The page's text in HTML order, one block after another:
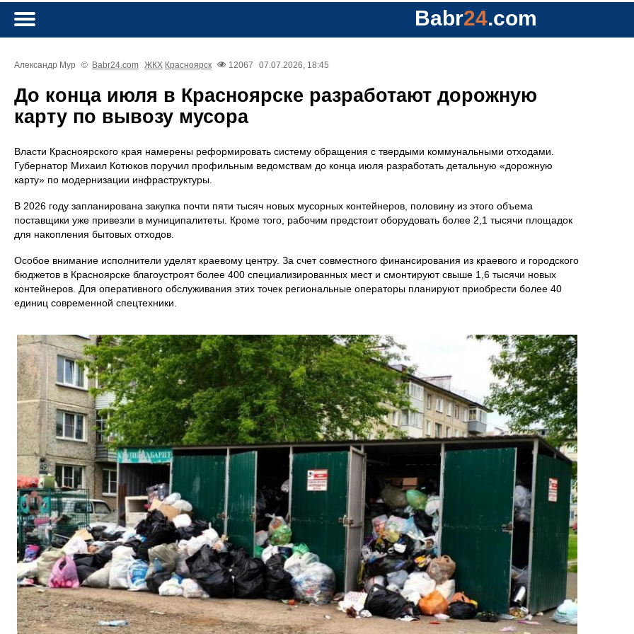
Babr24.com
Александр Мур © Babr24.com ЖКХ Красноярск 12067 07.07.2026, 18:45
До конца июля в Красноярске разработают дорожную
карту по вывозу мусора
Власти Красноярского края намерены реформировать систему обращения с твердыми коммунальными отходами.
Губернатор Михаил Котюков поручил профильным ведомствам до конца июля разработать детальную «дорожную
карту» по модернизации инфраструктуры.
В 2026 году запланирована закупка почти пяти тысяч новых мусорных контейнеров, половину из этого объема
поставщики уже привезли в муниципалитеты. Кроме того, рабочим предстоит оборудовать более 2,1 тысячи площадок
для накопления бытовых отходов.
Особое внимание исполнители уделят краевому центру. За счет совместного финансирования из краевого и городского
бюджетов в Красноярске благоустроят более 400 специализированных мест и смонтируют свыше 1,6 тысячи новых
контейнеров. Для оперативного обслуживания этих точек региональные операторы планируют приобрести более 40
единиц современной спецтехники.